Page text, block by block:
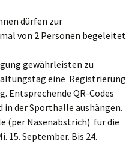
dürfen zur
von 2 Personen begeleitet
gewährleisten zu
eine Registrierung
Entsprechende QR-Codes
in der Sporthalle aushängen.
(per Nasenabstrich) für die
15. September. Bis 24.